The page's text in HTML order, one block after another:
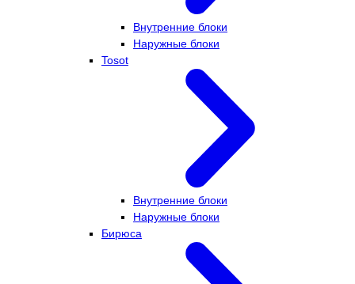
Внутренние блоки
Наружные блоки
Tosot
Внутренние блоки
Наружные блоки
Бирюса